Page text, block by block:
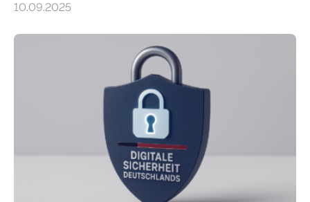
sich CAVECORE – ein neues Marie Skłodowska-Curie
koordiniert wird. Ab dem 1. September werden sich
über einen Zeitraum von vier Jahren insgesamt 15
Promovierende im Rahmen von CAVECORE mit
kognitiven Robotern beschäftigen – also mit Robotern,
die mittels Sensoren ihre Umgebung erfassen,
Informationen verarbeiten und häufig auch mit…
10.09.2025